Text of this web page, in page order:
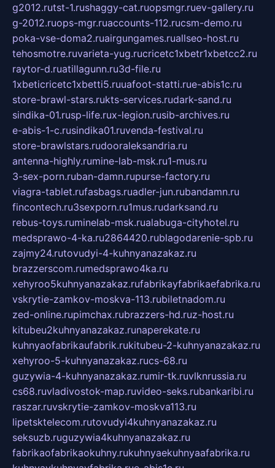
g2012.rutst-1.rushaggy-cat.ruopsmgr.ruev-gallery.ru
g-2012.ruops-mgr.ruaccounts-112.rucsm-demo.ru
poka-vse-doma2.ruairgungames.ruallseo-host.ru
tehosmotre.ruvarieta-yug.rucricetc1xbetr1xbetcc2.ru
raytor-d.ruatillagunn.ru3d-file.ru
1xbeticricetc1xbetti5.ruuafoot-statti.rue-abis1c.ru
store-brawl-stars.rukts-services.rudark-sand.ru
sindika-01.rusp-life.rux-legion.rusib-archives.ru
e-abis-1-c.rusindika01.ruvenda-festival.ru
store-brawlstars.rudooraleksandria.ru
antenna-highly.rumine-lab-msk.ru1-mus.ru
3-sex-porn.ruban-damn.rupurse-factory.ru
viagra-tablet.rufasbags.ruadler-jun.rubandamn.ru
fincontech.ru3sexporn.ru1mus.rudarksand.ru
rebus-toys.ruminelab-msk.rualabuga-cityhotel.ru
medsprawo-4-ka.ru2864420.rublagodarenie-spb.ru
zajmy24.rutovudyi-4-kuhnyanazakaz.ru
brazzerscom.rumedsprawo4ka.ru
xehyroo5kuhnyanazakaz.rufabrikayfabrikaefabrika.ru
vskrytie-zamkov-moskva-113.rubiletnadom.ru
zed-online.rupimchax.rubrazzers-hd.ruz-host.ru
kitubeu2kuhnyanazakaz.runaperekate.ru
kuhnyaofabrikaufabrik.rukitubeu-2-kuhnyanazakaz.ru
xehyroo-5-kuhnyanazakaz.rucs-68.ru
guzywia-4-kuhnyanazakaz.rumir-tk.ruvlknrussia.ru
cs68.ruvladivostok-map.ruvideo-seks.rubankaribi.ru
raszar.ruvskrytie-zamkov-moskva113.ru
lipetsktelecom.rutovudyi4kuhnyanazakaz.ru
seksuzb.ruguzywia4kuhnyanazakaz.ru
fabrikaofabrikaokuhny.rukuhnyaekuhnyaafabrika.ru